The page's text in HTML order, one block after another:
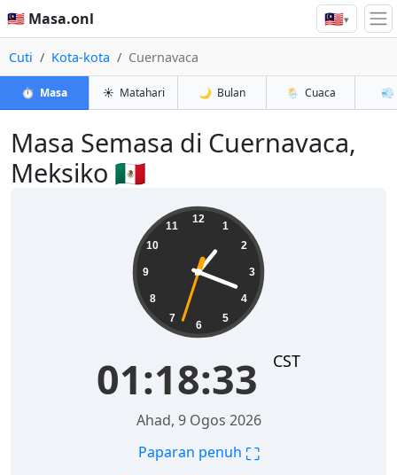
🇲🇾 Masa.onl 🇲🇾▾
Cuti Kota-kota Cuernavaca
⏱️ Masa ☀️ Matahari 🌙 Bulan 🌦️ Cuaca 💨
Masa Semasa di Cuernavaca,
Meksiko 🇲🇽
12
1
2
3
4
5
6
7
8
9
10
11
01:18:33 CST
Ahad, 9 Ogos 2026
Paparan penuh ⛶